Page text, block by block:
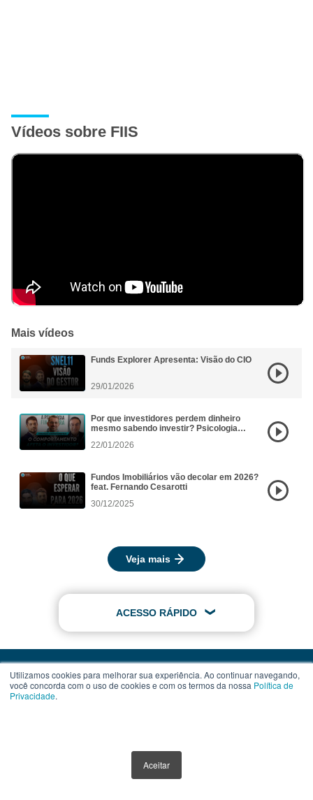
Utilizamos cookies para melhorar sua experiência. Ao continuar navegando,
você concorda com o uso de cookies e com os termos da nossa Política de
Privacidade.
Aceitar
Vídeos sobre FIIS
Mais vídeos
Funds Explorer Apresenta: Visão do CIO
29/01/2026
Por que investidores perdem dinheiro
mesmo sabendo investir? Psicologia
22/01/2026
Fundos Imobiliários vão decolar em 2026?
feat. Fernando Cesarotti
30/12/2025
Veja mais
ACESSO RÁPIDO
Termos de Uso
Política de Privacidade